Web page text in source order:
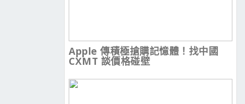
Apple 傳積極搶購記憶體！找中國
CXMT 談價格碰壁